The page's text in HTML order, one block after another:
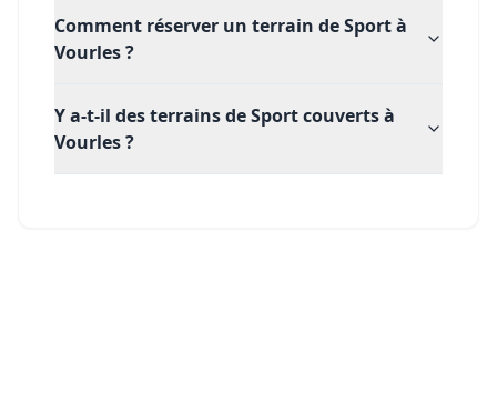
Comment réserver un terrain de Sport à
Vourles ?
Y a-t-il des terrains de Sport couverts à
Vourles ?